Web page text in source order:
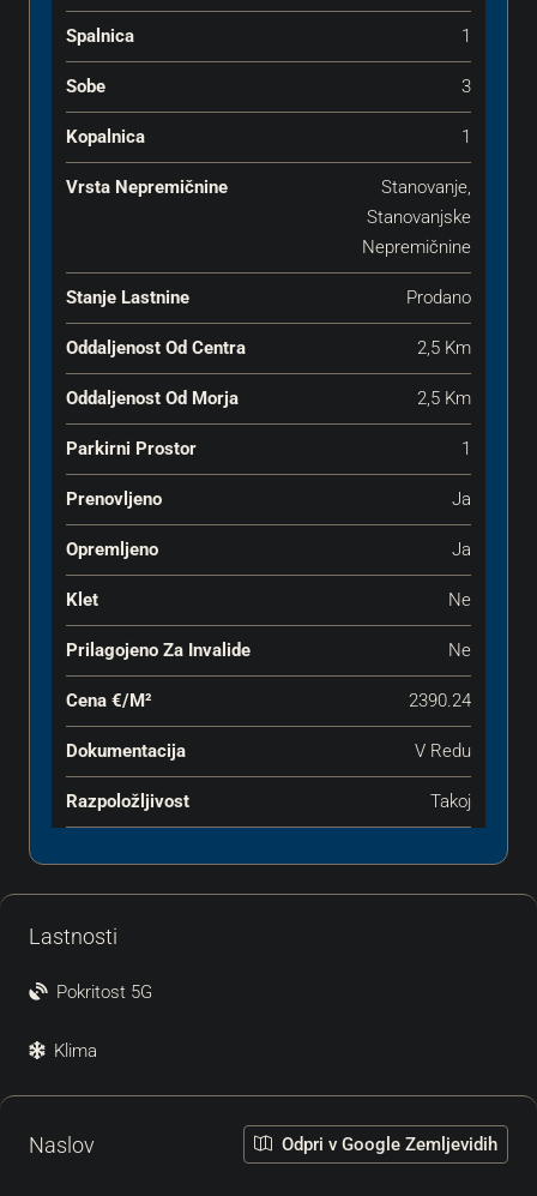
Spalnica 1
Sobe 3
Kopalnica 1
Vrsta Nepremičnine
Stanovanje,
Stanovanjske
Nepremičnine
Stanje Lastnine Prodano
Oddaljenost Od Centra 2,5 Km
Oddaljenost Od Morja 2,5 Km
Parkirni Prostor 1
Prenovljeno Ja
Opremljeno Ja
Klet Ne
Prilagojeno Za Invalide Ne
Cena €‎/m² 2390.24
Dokumentacija V Redu
Razpoložljivost Takoj
Lastnosti
Pokritost 5G
Klima
Naslov Odpri v Google Zemljevidih